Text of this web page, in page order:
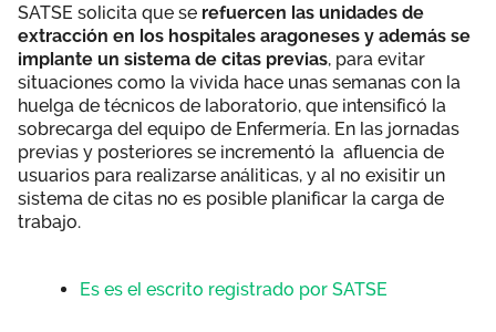
SATSE solicita que se refuercen las unidades de
extracción en los hospitales aragoneses y además se
implante un sistema de citas previas, para evitar
situaciones como la vivida hace unas semanas con la
huelga de técnicos de laboratorio, que intensificó la
sobrecarga del equipo de Enfermería. En las jornadas
previas y posteriores se incrementó la afluencia de
usuarios para realizarse análiticas, y al no exisitir un
sistema de citas no es posible planificar la carga de
trabajo.
Es es el escrito registrado por SATSE